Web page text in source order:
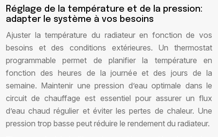
Réglage de la température et de la pression:
adapter le système à vos besoins
Ajuster la température du radiateur en fonction de vos
besoins et des conditions extérieures. Un thermostat
programmable permet de planifier la température en
fonction des heures de la journée et des jours de la
semaine. Maintenir une pression d’eau optimale dans le
circuit de chauffage est essentiel pour assurer un flux
d’eau chaud régulier et éviter les pertes de chaleur. Une
pression trop basse peut réduire le rendement du radiateur.